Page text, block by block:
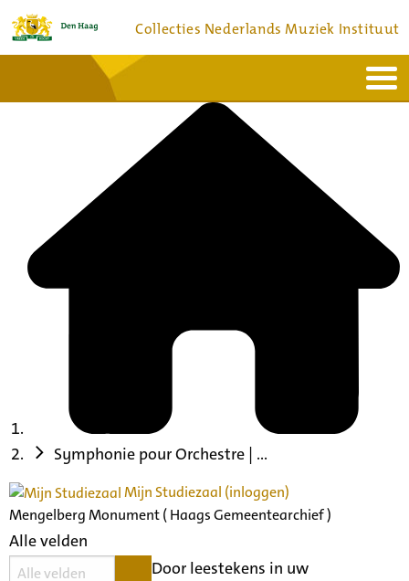
Collecties Nederlands Muziek Instituut
Bronnen en collecties
Symphonie pour Orchestre | ...
Mijn Studiezaal (inloggen)
Mengelberg Monument ( Haags Gemeentearchief )
Alle velden
Door leestekens in uw